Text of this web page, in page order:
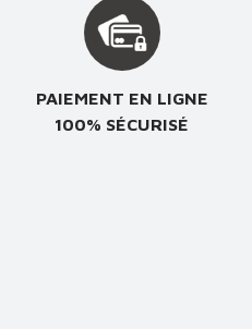
PAIEMENT EN LIGNE
100% SÉCURISÉ